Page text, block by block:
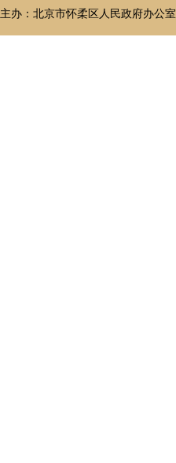
主办：北京市怀柔区人民政府办公室